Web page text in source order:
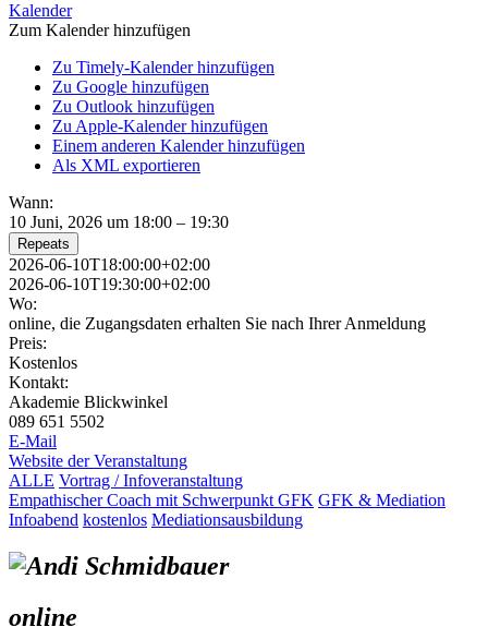
Kalender
Zum Kalender hinzufügen
Zu Timely-Kalender hinzufügen
Zu Google hinzufügen
Zu Outlook hinzufügen
Zu Apple-Kalender hinzufügen
Einem anderen Kalender hinzufügen
Als XML exportieren
Wann:
10 Juni, 2026 um 18:00 – 19:30
Repeats
2026-06-10T18:00:00+02:00
2026-06-10T19:30:00+02:00
Wo:
online, die Zugangsdaten erhalten Sie nach Ihrer Anmeldung
Preis:
Kostenlos
Kontakt:
Akademie Blickwinkel
089 651 5502
E-Mail
Website der Veranstaltung
ALLE Vortrag / Infoveranstaltung
Empathischer Coach mit Schwerpunkt GFK GFK & Mediation
Infoabend kostenlos Mediationsausbildung
online